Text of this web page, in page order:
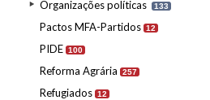
Organizações políticas 133
Pactos MFA-Partidos 12
PIDE 100
Reforma Agrária 257
Refugiados 12